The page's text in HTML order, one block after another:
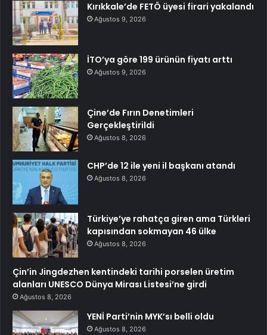
Kırıkkale’de FETÖ üyesi firari yakalandı
Ağustos 9, 2026
İTO’ya göre 199 ürünün fiyatı arttı
Ağustos 9, 2026
Çine’de Fırın Denetimleri
Gerçekleştirildi
Ağustos 8, 2026
CHP’de 12 ile yeni il başkanı atandı
Ağustos 8, 2026
Türkiye’ye rahatça giren ama Türkleri
kapısından sokmayan 46 ülke
Ağustos 8, 2026
Çin’in Jingdezhen kentindeki tarihi porselen üretim
alanları UNESCO Dünya Mirası Listesi’ne girdi
Ağustos 8, 2026
YENİ Parti’nin MYK’sı belli oldu
Ağustos 8, 2026